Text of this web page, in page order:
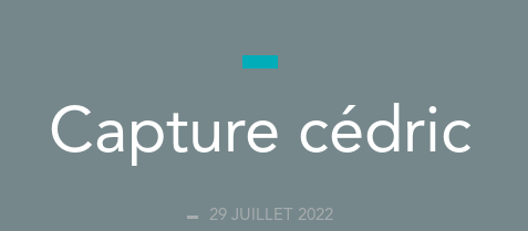
Capture cédric
29 JUILLET 2022